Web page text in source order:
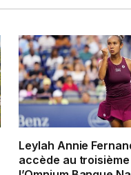
Leylah Annie
accède au